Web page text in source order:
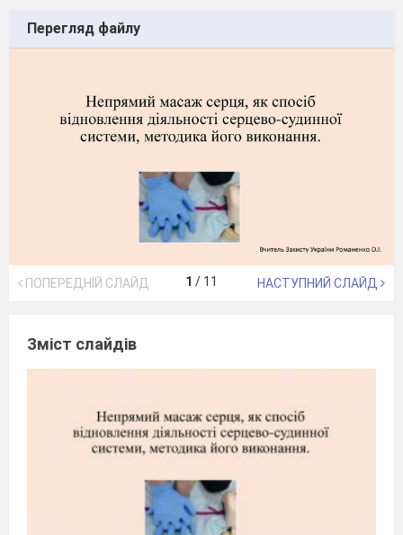
Перегляд файлу
ПОПЕРЕДНІЙ СЛАЙД 1 / 11 НАСТУПНИЙ СЛАЙД
Зміст слайдів